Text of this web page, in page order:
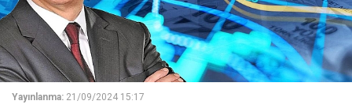
Yayınlanma: 21/09/2024 15:17